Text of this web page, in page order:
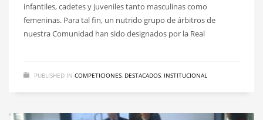
infantiles, cadetes y juveniles tanto masculinas como
femeninas. Para tal fin, un nutrido grupo de árbitros de
nuestra Comunidad han sido designados por la Real
PUBLISHED IN COMPETICIONES DESTACADOS INSTITUCIONAL